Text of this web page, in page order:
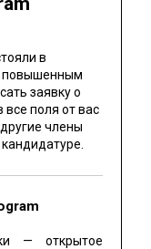
в
повышенным
заявку о
поля от вас
члены
— открытое